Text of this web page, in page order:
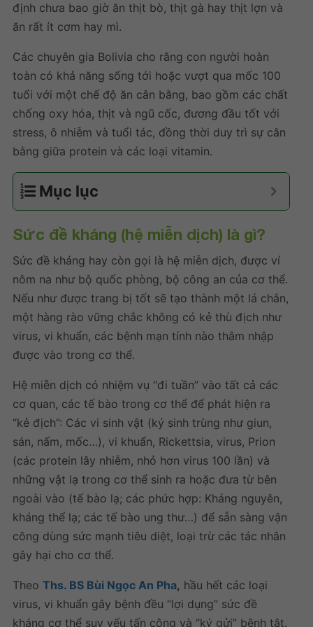
định chưa bao giờ ăn thịt bò, thịt gà hay thịt lợn và
ăn rất ít cơm hay mì.
Các chuyên gia Bolivia cho rằng con người hoàn
toàn có khả năng sống tới hoặc vượt qua mốc 100
tuổi với một chế độ ăn cân bằng, bao gồm các chất
chống oxy hóa, thịt và ngũ cốc, đương đầu tốt với
stress, ô nhiễm và tuổi tác, đồng thời duy trì sự cân
bằng giữa protein và các loại vitamin.
Mục lục
Sức đề kháng (hệ miễn dịch) là gì?
Sức đề kháng hay còn gọi là hệ miễn dịch, được ví
nôm na như bộ quốc phòng, bộ công an của cơ thể.
Nếu như được trang bị tốt sẽ tạo thành một lá chắn,
một hàng rào vững chắc không có kẻ thù địch như
virus, vi khuẩn, các bệnh mạn tính nào thâm nhập
được vào trong cơ thể.
Hệ miễn dịch có nhiệm vụ “đi tuần” vào tất cả các
cơ quan, các tế bào trong cơ thể để phát hiện ra
“kẻ địch”: Các vi sinh vật (ký sinh trùng như giun,
sán, nấm, mốc…), vi khuẩn, Rickettsia, virus, Prion
(các protein lây nhiễm, nhỏ hơn virus 100 lần) và
những vật lạ trong cơ thể sinh ra hoặc đưa từ bên
ngoài vào (tế bào lạ; các phức hợp: Kháng nguyên,
kháng thể lạ; các tế bào ung thư…) để sẵn sàng vận
công dùng sức mạnh tiêu diệt, loại trừ các tác nhân
gây hại cho cơ thể.
Theo Ths. BS Bùi Ngọc An Pha, hầu hết các loại
virus, vi khuẩn gây bệnh đều “lợi dụng” sức đề
kháng cơ thể suy yếu tấn công và “ký gửi” bệnh tật.